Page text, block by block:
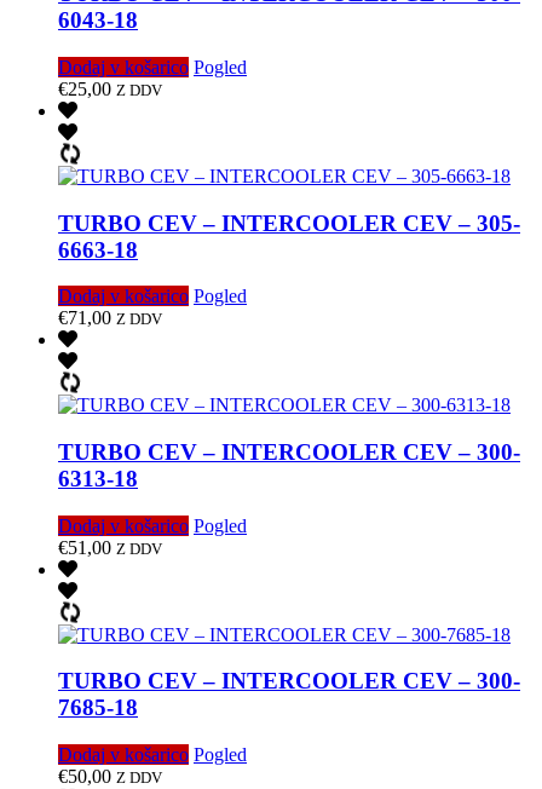
6043-18
Dodaj v košarico Pogled
€25,00 Z DDV
TURBO CEV – INTERCOOLER CEV – 305-
6663-18
Dodaj v košarico Pogled
€71,00 Z DDV
TURBO CEV – INTERCOOLER CEV – 300-
6313-18
Dodaj v košarico Pogled
€51,00 Z DDV
TURBO CEV – INTERCOOLER CEV – 300-
7685-18
Dodaj v košarico Pogled
€50,00 Z DDV